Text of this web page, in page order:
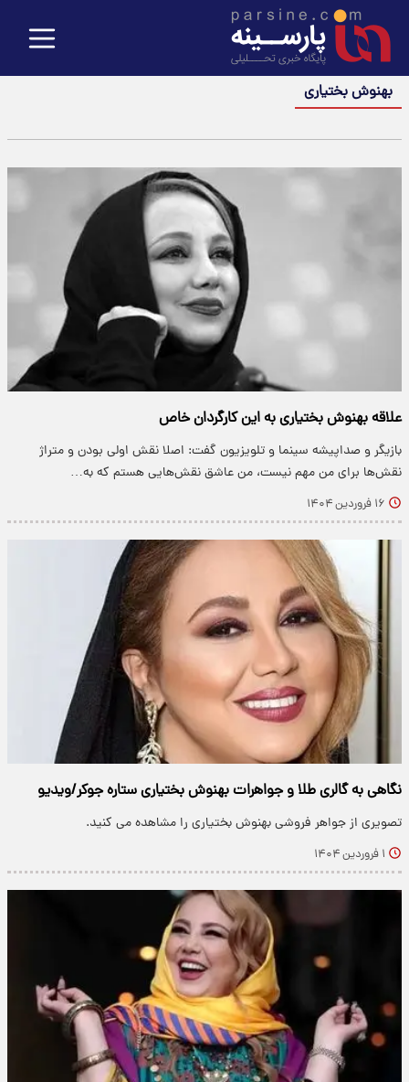
بهنوش بختیاری
علاقه بهنوش بختیاری به این کارگردان خاص
بازیگر و صداپیشه سینما و تلویزیون گفت: اصلا نقش اولی بودن و متراژ
نقش‌ها برای من مهم نیست، من عاشق نقش‌هایی هستم که به…
۱۶ فروردین ۱۴۰۴
نگاهی به گالری طلا و جواهرات بهنوش بختیاری ستاره جوکر/ویدیو
تصویری از جواهر فروشی بهنوش بختیاری را مشاهده می کنید.
۱ فروردین ۱۴۰۴